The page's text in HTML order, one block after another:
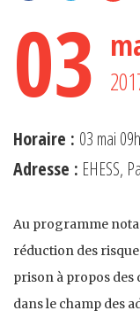
03
Horaire : 03 mai
Adresse : EHESS,
Au programme
réduction des
prison à propos
dans le champ des